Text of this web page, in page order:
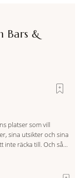
Bars &
platser som vill
sina utsikter och sina
inte räcka till. Och så